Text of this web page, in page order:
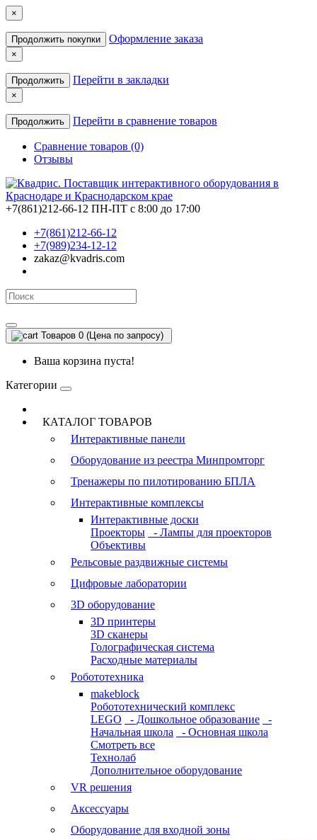
×
Продолжить покупки Оформление заказа
×
Продолжить Перейти в закладки
×
Продолжить Перейти в сравнение товаров
Сравнение товаров (0)
Отзывы
+7(861)212-66-12 ПН-ПТ с 8:00 до 17:00
+7(861)212-66-12
+7(989)234-12-12
zakaz@kvadris.com
Товаров 0 (Цена по запросу)
Ваша корзина пуста!
Категории
КАТАЛОГ ТОВАРОВ
Интерактивные панели
Оборудование из реестра Минпромторг
Тренажеры по пилотированию БПЛА
Интерактивные комплексы
Интерактивные доски
Проекторы
- Лампы для проекторов
Объективы
Рельсовые раздвижные системы
Цифровые лаборатории
3D оборудование
3D принтеры
3D сканеры
Голографическая система
Расходные материалы
Робототехника
makeblock
Робототехнический комплекс
LEGO
- Дошкольное образование
-
Начальная школа
- Основная школа
Смотреть все
Технолаб
Дополнительное оборудование
VR решения
Аксессуары
Оборудование для входной зоны